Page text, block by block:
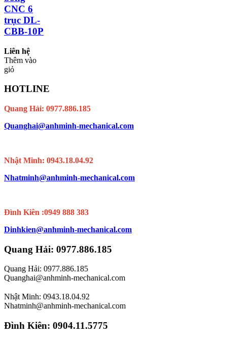
CNC 6
trục DL-
CBB-10P
Liên hệ
Thêm vào
giỏ
HOTLINE
Quang Hải: 0977.886.185
Quanghai@anhminh-mechanical.com
Nhật Minh: 0943.18.04.92
Nhatminh@anhminh-mechanical.com
Đình Kiên :0949 888 383
Dinhkien@anhminh-mechanical.com
Quang Hải: 0977.886.185
Quang Hải: 0977.886.185
Quanghai@anhminh-mechanical.com
Nhật Minh: 0943.18.04.92
Nhatminh@anhminh-mechanical.com
Đình Kiên: 0904.11.5775